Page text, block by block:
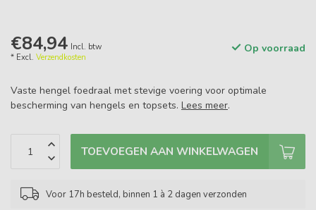
€84,94 Incl. btw
* Excl. Verzendkosten
Op voorraad
Vaste hengel foedraal met stevige voering voor optimale
bescherming van hengels en topsets. Lees meer.
TOEVOEGEN AAN WINKELWAGEN
Voor 17h besteld, binnen 1 à 2 dagen verzonden